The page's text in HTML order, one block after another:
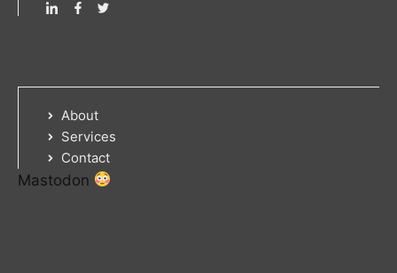
About
Services
Contact
Mastodon